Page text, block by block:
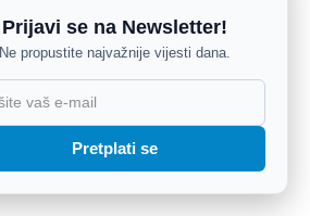
Prijavi se na Newsletter!
Ne propustite najvažnije vijesti dana.
Pretplati se